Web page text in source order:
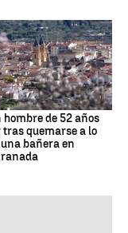
hombre de 52 años
quemarse a lo
bañera en